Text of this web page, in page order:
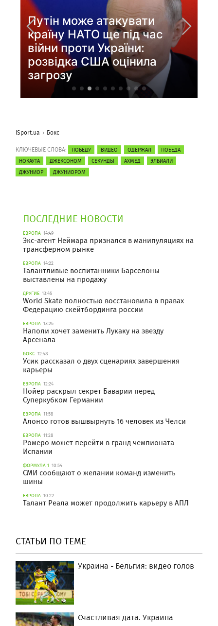
iSport.ua Бокс
КЛЮЧЕВЫЕ СЛОВА: ПОБЕДУ ВИДЕО ОДЕРЖАЛ
ПОБЕДА
НОКАУТА
ДЖЕКСОНОМ СЕКУНДЫ АХМЕД
ЭЛБИАЛИ
ДЖУНИОР
ДЖУНИОРОМ
ПОСЛЕДНИЕ НОВОСТИ
ЕВРОПА 14:49
Экс-агент Неймара признался в манипуляциях на
трансферном рынке
ЕВРОПА 14:22
Талантливые воспитанники Барселоны
выставлены на продажу
ДРУГИЕ 13:45
World Skate полностью восстановила в правах
Федерацию скейтбординга россии
ЕВРОПА 13:25
Наполи хочет заменить Лукаку на звезду
Арсенала
БОКС 12:48
Усик рассказал о двух сценариях завершения
карьеры
ЕВРОПА 12:24
Нойер раскрыл секрет Баварии перед
Суперкубком Германии
ЕВРОПА 11:58
Алонсо готов вышвырнуть 16 человек из Челси
ЕВРОПА 11:28
Ромеро может перейти в гранд чемпионата
Испании
ФОРМУЛА 1 10:54
СМИ сообщают о желании команд изменить
шины
ЕВРОПА 10:22
Талант Реала может продолжить карьеру в АПЛ
СТАТЬИ ПО ТЕМЕ
Украина - Бельгия: видео голов
Счастливая дата: Украина